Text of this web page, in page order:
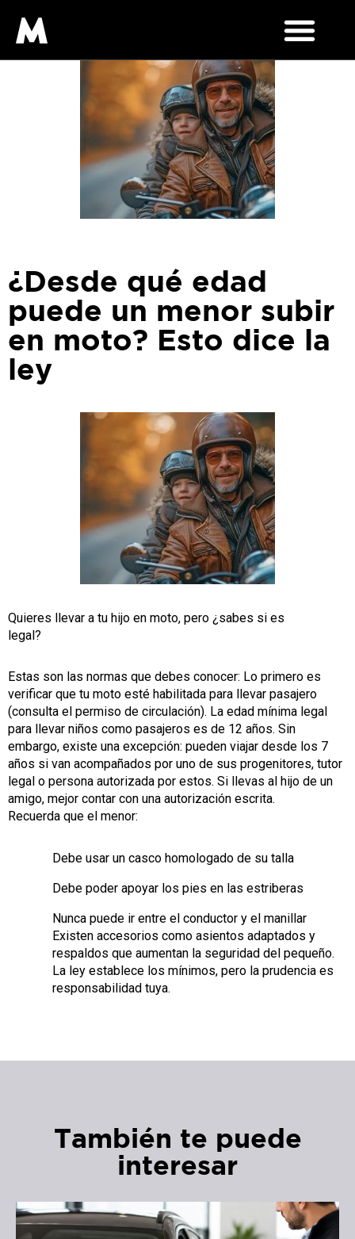
¿Desde qué edad
puede un menor subir
en moto? Esto dice la
ley
Quieres llevar a tu hijo en moto, pero ¿sabes si es
legal?
Estas son las normas que debes conocer: Lo primero es
verificar que tu moto esté habilitada para llevar pasajero
(consulta el permiso de circulación). La edad mínima legal
para llevar niños como pasajeros es de 12 años. Sin
embargo, existe una excepción: pueden viajar desde los 7
años si van acompañados por uno de sus progenitores, tutor
legal o persona autorizada por estos. Si llevas al hijo de un
amigo, mejor contar con una autorización escrita.
Recuerda que el menor:
Debe usar un casco homologado de su talla
Debe poder apoyar los pies en las estriberas
Nunca puede ir entre el conductor y el manillar
Existen accesorios como asientos adaptados y
respaldos que aumentan la seguridad del pequeño.
La ley establece los mínimos, pero la prudencia es
responsabilidad tuya.
También te puede
interesar